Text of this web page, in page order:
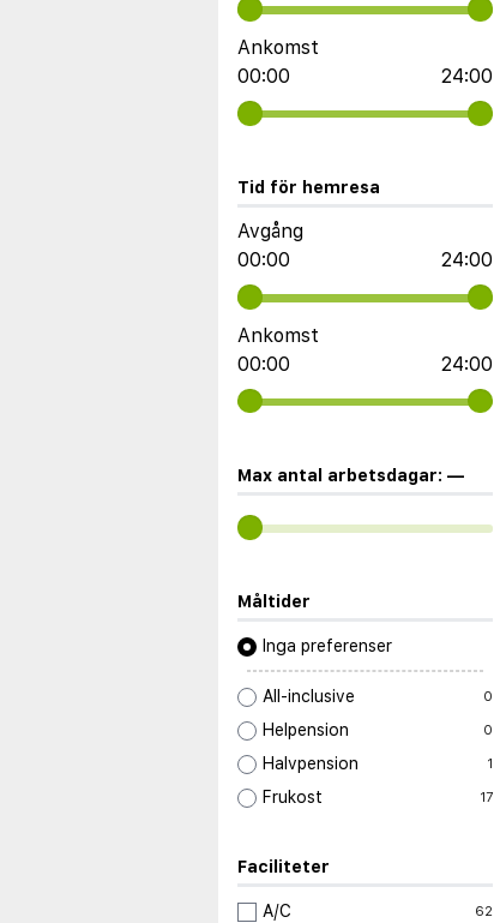
Ankomst
00:00
24:00
Tid för hemresa
Avgång
00:00
24:00
Ankomst
00:00
24:00
Max antal arbetsdagar: —
Måltider
Inga preferenser
All-inclusive 0
Helpension 0
Halvpension 1
Frukost 17
Faciliteter
A/C 62